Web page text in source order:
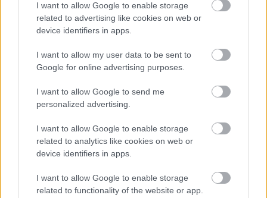
I want to allow Google to enable storage
related to advertising like cookies on web or
device identifiers in apps.
I want to allow my user data to be sent to
Google for online advertising purposes.
I want to allow Google to send me
personalized advertising.
I want to allow Google to enable storage
related to analytics like cookies on web or
device identifiers in apps.
I want to allow Google to enable storage
related to functionality of the website or app.
6 φράσεις που χρησιμοποιούν οι
σας χειραγωγήσουν